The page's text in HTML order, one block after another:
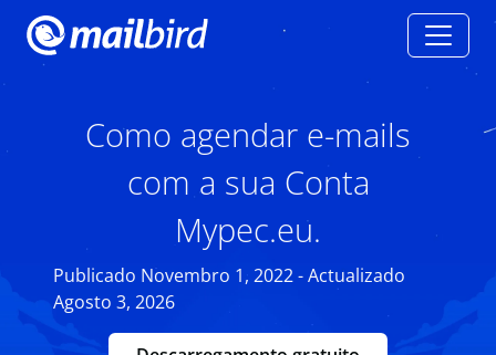
Como agendar e-mails
com a sua Conta
Mypec.eu.
Publicado Novembro 1, 2022 - Actualizado
Agosto 3, 2026